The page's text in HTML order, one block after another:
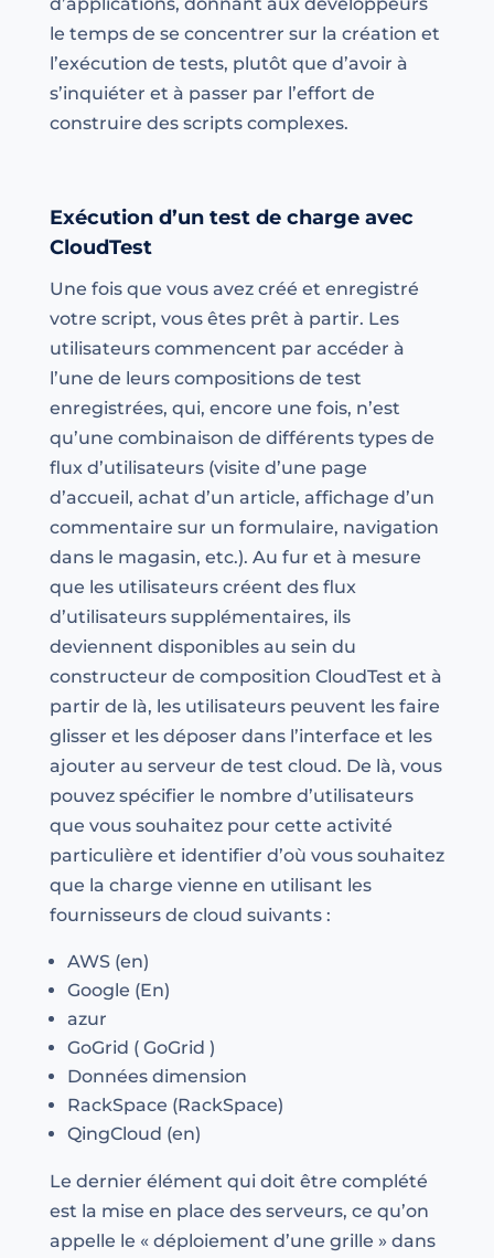
le temps de se concentrer sur la création et
l’exécution de tests, plutôt que d’avoir à
s’inquiéter et à passer par l’effort de
construire des scripts complexes.
Exécution d’un test de charge avec
CloudTest
Une fois que vous avez créé et enregistré
votre script, vous êtes prêt à partir. Les
utilisateurs commencent par accéder à
l’une de leurs compositions de test
enregistrées, qui, encore une fois, n’est
qu’une combinaison de différents types de
flux d’utilisateurs (visite d’une page
d’accueil, achat d’un article, affichage d’un
commentaire sur un formulaire, navigation
dans le magasin, etc.). Au fur et à mesure
que les utilisateurs créent des flux
d’utilisateurs supplémentaires, ils
deviennent disponibles au sein du
constructeur de composition CloudTest et à
partir de là, les utilisateurs peuvent les faire
glisser et les déposer dans l’interface et les
ajouter au serveur de test cloud. De là, vous
pouvez spécifier le nombre d’utilisateurs
que vous souhaitez pour cette activité
particulière et identifier d’où vous souhaitez
que la charge vienne en utilisant les
fournisseurs de cloud suivants :
AWS (en)
Google (En)
azur
GoGrid ( GoGrid )
Données dimension
RackSpace (RackSpace)
QingCloud (en)
Le dernier élément qui doit être complété
est la mise en place des serveurs, ce qu’on
appelle le « déploiement d’une grille » dans